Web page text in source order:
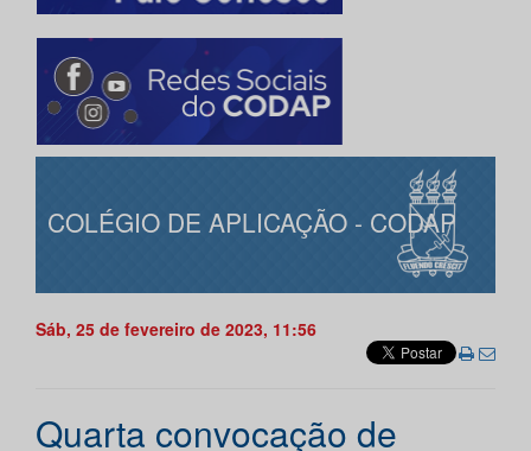
COLÉGIO DE APLICAÇÃO - CODAP
Sáb, 25 de fevereiro de 2023, 11:56
Quarta convocação de